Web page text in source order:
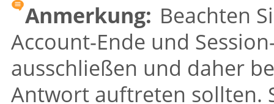
Anmerkung: Beachten
Account-Ende und
ausschließen und daher
Antwort auftreten sollten.